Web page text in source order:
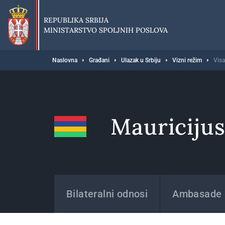
Preskoči
glavni
deo
sadržaja
REPUBLIKA SRBIJA
MINISTARSTVO SPOLJNIH POSLOVA
Breadcrumb
Naslovna Građani Ulazak u Srbiju Vizni režim
Mauricijus
Bilateralni odnosi